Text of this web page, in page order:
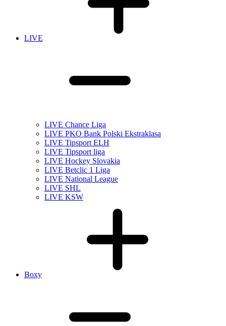
LIVE
LIVE Chance Liga
LIVE PKO Bank Polski Ekstraklasa
LIVE Tipsport ELH
LIVE Tipsport liga
LIVE Hockey Slovakia
LIVE Betclic 1 Liga
LIVE National League
LIVE SHL
LIVE KSW
Boxy